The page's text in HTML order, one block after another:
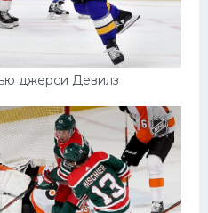
джерси Девилз